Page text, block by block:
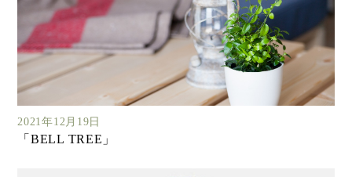
2021年12月19日
「BELL TREE」